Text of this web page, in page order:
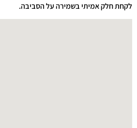
לקחת חלק אמיתי בשמירה על הסביבה.